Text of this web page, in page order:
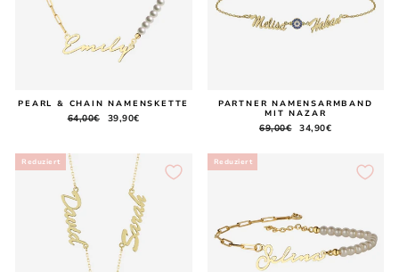
PEARL & CHAIN NAMENSKETTE
Normaler
64,00€ Sonderpreis
39,90€
PARTNER NAMENSARMBAND
MIT NAZAR
Normaler
69,00€ Sonderpreis
34,90€
Reduziert Reduziert